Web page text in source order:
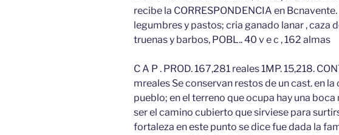
recibe la CORRESPONDENCIA en Bcnavente.
legumbres y pastos; cria ganado lanar , caza
truenas y barbos, POBL.. 40 v e c , 162 almas
C A P . PROD. 167,281 reales 1MP. 15,218.
mreales Se conservan restos de un cast. en
pueblo; en el terreno que ocupa hay una
ser el camino cubierto que sirviese para
fortaleza en este punto se dice fue dada la